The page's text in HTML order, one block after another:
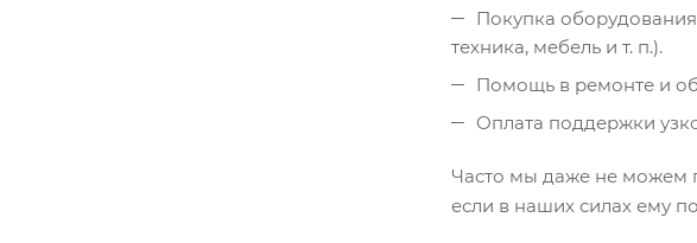
Покупка
техника, мебель и т. п.).
Помощь в ремонте и
Оплата поддержки
Часто мы даже не можем
если в наших силах ему